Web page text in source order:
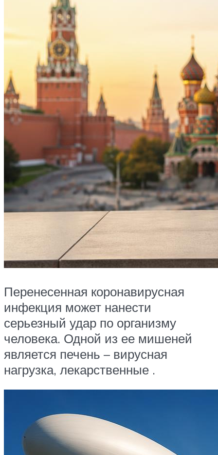
Перенесенная коронавирусная
инфекция может нанести
серьезный удар по организму
человека. Одной из ее мишеней
является печень – вирусная
нагрузка, лекарственные .